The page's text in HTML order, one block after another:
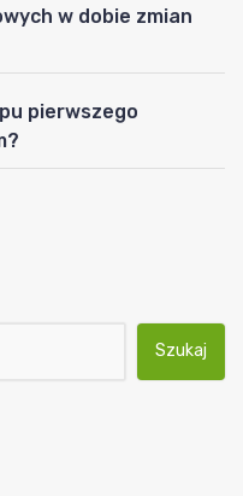
w dobie zmian
pierwszego